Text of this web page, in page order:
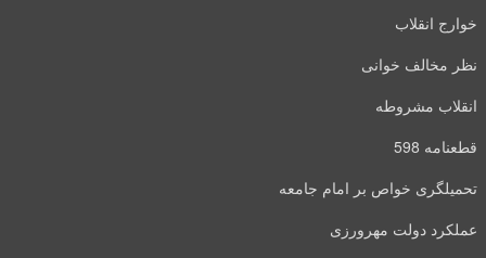
خوارج انقلاب
نظر مخالف خوانی
انقلاب مشروطه
قطعنامه 598
تحمیلگری خواص بر امام جامعه
عملکرد دولت مهرورزی